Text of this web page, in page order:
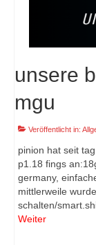
unsere
mgu
Veröffentlicht in:
pinion hat seit
p1.18 fings
germany,
mittlerweile
schalten/
Weiter